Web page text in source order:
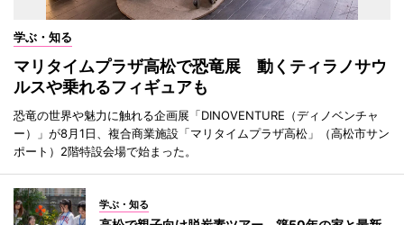
学ぶ・知る
マリタイムプラザ高松で恐竜展 動くティラノサウ
ルスや乗れるフィギュアも
恐竜の世界や魅力に触れる企画展「DINOVENTURE（ディノベンチャ
ー）」が8月1日、複合商業施設「マリタイムプラザ高松」（高松市サン
ポート）2階特設会場で始まった。
学ぶ・知る